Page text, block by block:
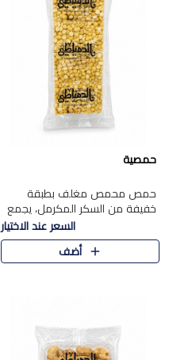
حمصية
حمص محمص مغلف بطبقة
خفيفة من السكر المكرمل، يجمع
بين القرمشة المميزة والطعم
الشرقي الأصيل في واحدة من أشهر
حلويات الموسم.
السعر عند الاختيار
أضف